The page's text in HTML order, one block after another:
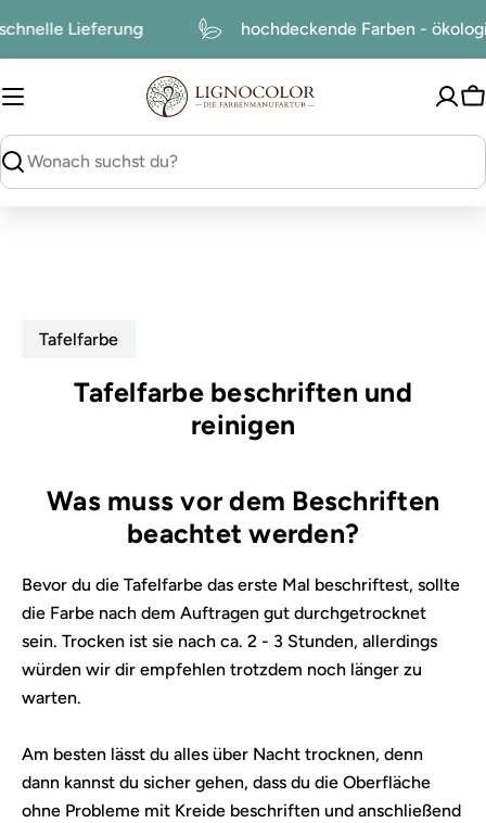
Inhalt
schnelle Lieferung hochdeckende Farben -
suchen
Tafelfarbe
Tafelfarbe beschriften und
reinigen
Was muss vor dem Beschriften
beachtet werden?
Bevor du die Tafelfarbe das erste Mal beschriftest, sollte
die Farbe nach dem Auftragen gut durchgetrocknet
sein. Trocken ist sie nach ca. 2 - 3 Stunden, allerdings
würden wir dir empfehlen trotzdem noch länger zu
warten.
Am besten lässt du alles über Nacht trocknen, denn
dann kannst du sicher gehen, dass du die Oberfläche
ohne Probleme mit Kreide beschriften und anschließend